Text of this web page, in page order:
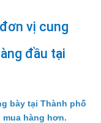
vị cung
đầu tại
bày tại Thành phố
hàng hơn.